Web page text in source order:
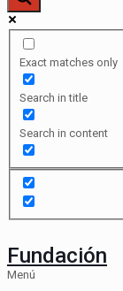
Exact matches only
Search in title
Search in content
Fundación
Menú